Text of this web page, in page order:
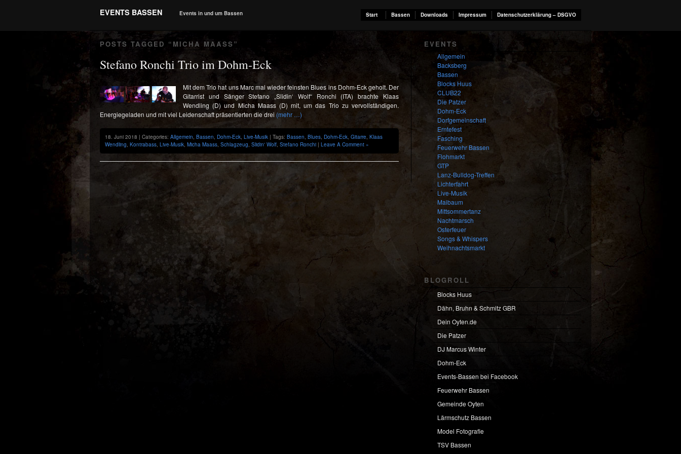
EVENTS BASSEN Events in und um Bassen Start Bassen Downloads Impressum Datenschutzerklärung – DSGVO
POSTS TAGGED “ MICHA MAASS ”
Stefano Ronchi Trio im Dohm-Eck
Mit dem Trio hat uns Marc mal wieder feinsten Blues ins Dohm-Eck geholt. Der
Gitarrist und Sänger Stefano „Slidin‘ Wolf“ Ronchi (ITA) brachte Klaas
Wendling (D) und Micha Maass (D) mit, um das Trio zu vervollständigen.
Energiegeladen und mit viel Leidenschaft präsentierten die drei (mehr …)
18. Juni 2018 | Categories: Allgemein, Bassen, Dohm-Eck, Live-Musik | Tags: Bassen, Blues, Dohm-Eck, Gitarre, Klaas
Wendling, Kontrabass, Live-Musik, Micha Maass, Schlagzeug, Slidin' Wolf, Stefano Ronchi | Leave A Comment »
EVENTS
Allgemein
Backsberg
Bassen
Blocks Huus
CLUB22
Die Patzer
Dohm-Eck
Dorfgemeinschaft
Erntefest
Fasching
Feuerwehr Bassen
Flohmarkt
GTP
Lanz-Bulldog-Treffen
Lichterfahrt
Live-Musik
Maibaum
Mittsommertanz
Nachtmarsch
Osterfeuer
Songs & Whispers
Weihnachtsmarkt
BLOGROLL
Blocks Huus
Dähn, Bruhn & Schmitz GBR
Dein Oyten.de
Die Patzer
DJ Marcus Winter
Dohm-Eck
Events-Bassen bei Facebook
Feuerwehr Bassen
Gemeinde Oyten
Lärmschutz Bassen
Model Fotografie
TSV Bassen